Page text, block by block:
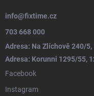
info@fixtime.cz
703 668 000
Adresa: Na Zlíchově 240/
Adresa: Korunni 1295/55,
Facebook
Instagram